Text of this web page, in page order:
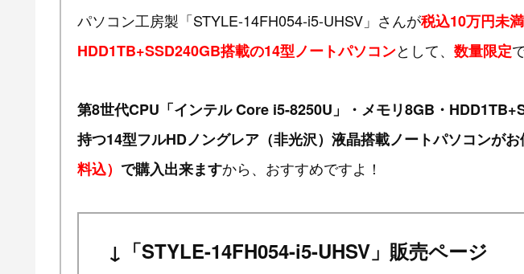
パソコン工房製「STYLE-14FH054-i5-UHSV」さんが税込10万円未
HDD1TB+SSD240GB搭載の14型ノートパソコンとして、 数量限定
第8世代CPU「インテル Core i5-8250U」・メモリ8GB・
持つ14型フルHDノングレア（非光沢）液晶搭載ノートパソコンが
料込） で購入出来ますから、おすすめですよ！
↓「STYLE-14FH054-i5-UHSV」販売ページ